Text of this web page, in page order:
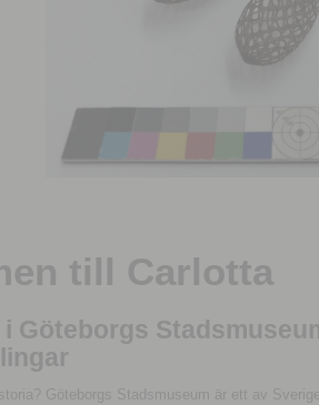
till Carlotta
Göteborgs
Göteborgs Stadsmuseum är ett av